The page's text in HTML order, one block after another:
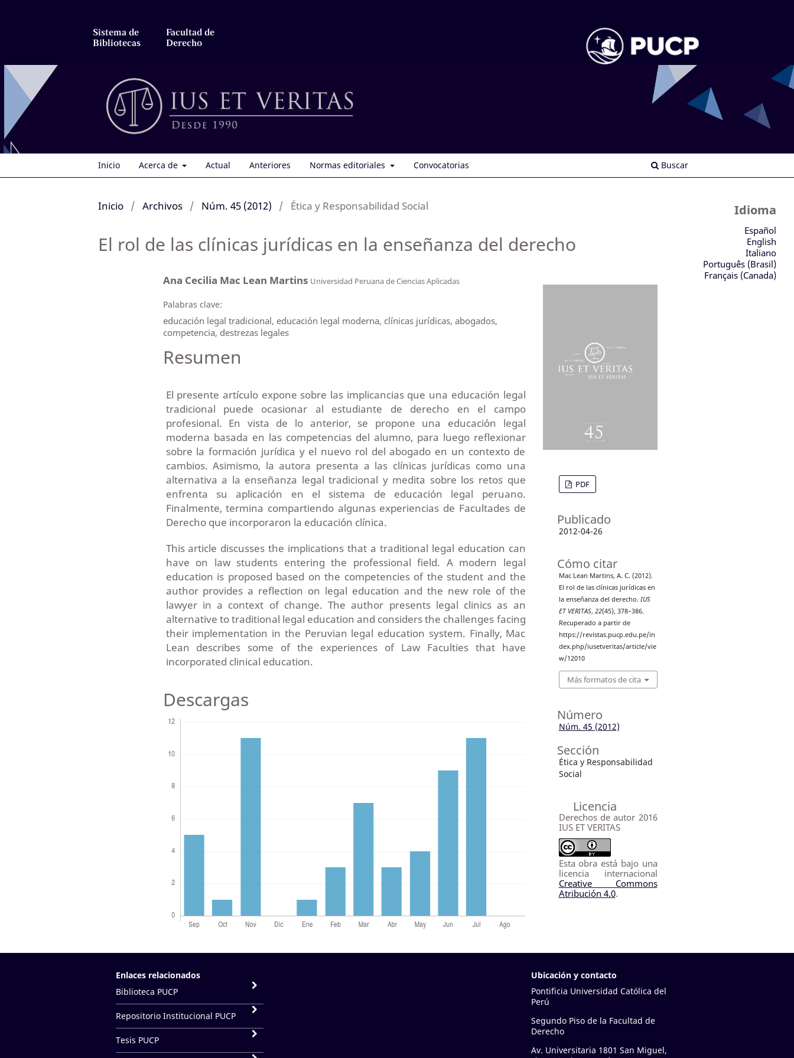
Sistema de
Bibliotecas
Facultad de
Derecho
Inicio Acerca de Actual Anteriores Normas editoriales Convocatorias Buscar
Inicio / Archivos / Núm. 45 (2012) / Ética y Responsabilidad Social
El rol de las clínicas jurídicas en la enseñanza del derecho
Ana Cecilia Mac Lean Martins Universidad Peruana de Ciencias Aplicadas
Palabras clave:
educación legal tradicional, educación legal moderna, clínicas jurídicas, abogados,
competencia, destrezas legales
Resumen
El presente artículo expone sobre las implicancias que una educación legal
tradicional puede ocasionar al estudiante de derecho en el campo
profesional. En vista de lo anterior, se propone una educación legal
moderna basada en las competencias del alumno, para luego reflexionar
sobre la formación jurídica y el nuevo rol del abogado en un contexto de
cambios. Asimismo, la autora presenta a las clínicas jurídicas como una
alternativa a la enseñanza legal tradicional y medita sobre los retos que
enfrenta su aplicación en el sistema de educación legal peruano.
Finalmente, termina compartiendo algunas experiencias de Facultades de
Derecho que incorporaron la educación clínica.
This article discusses the implications that a traditional legal education can
have on law students entering the professional field. A modern legal
education is proposed based on the competencies of the student and the
author provides a reflection on legal education and the new role of the
lawyer in a context of change. The author presents legal clinics as an
alternative to traditional legal education and considers the challenges facing
their implementation in the Peruvian legal education system. Finally, Mac
Lean describes some of the experiences of Law Faculties that have
incorporated clinical education.
Descargas
PDF
Publicado
2012-04-26
Cómo citar
Mac Lean Martins, A. C. (2012).
El rol de las clínicas jurídicas en
la enseñanza del derecho. IUS
ET VERITAS, 22(45), 378–386.
Recuperado a partir de
https://revistas.pucp.edu.pe/in
dex.php/iusetveritas/article/vie
w/12010
Más formatos de cita
Número
Núm. 45 (2012)
Sección
Ética y Responsabilidad
Social
Licencia
Derechos de autor 2016
IUS ET VERITAS
Esta obra está bajo una
licencia internacional
Creative Commons
Atribución 4.0.
Idioma
Español
English
Italiano
Português (Brasil)
Français (Canada)
Enlaces relacionados
Biblioteca PUCP
Repositorio Institucional PUCP
Tesis PUCP
Ubicación y contacto
Pontificia Universidad Católica del
Perú
Segundo Piso de la Facultad de
Derecho
Av. Universitaria 1801 San Miguel,